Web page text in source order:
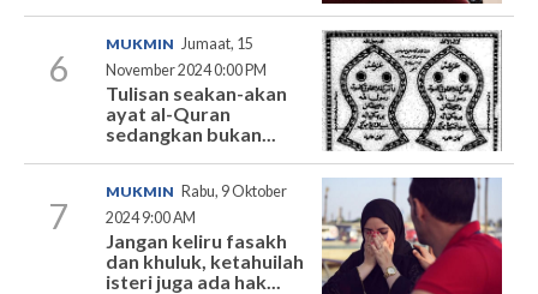
6
MUKMIN Jumaat, 15
November 2024 0:00 PM
Tulisan seakan-akan
ayat al-Quran
sedangkan bukan...
7
MUKMIN Rabu, 9 Oktober
2024 9:00 AM
Jangan keliru fasakh
dan khuluk, ketahuilah
isteri juga ada hak...